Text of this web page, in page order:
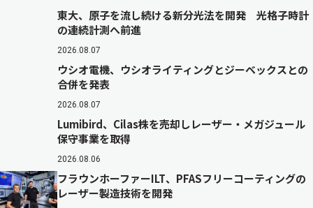
東大、原子を流し続ける新分光法を開発 光格子時計
の連続計測へ前進
2026.08.07
ウシオ電機、ウシオライティングとジーベックスとの
合併を発表
2026.08.07
Lumibird、Cilas株を売却しレーザー・メガジュール
保守事業を取得
2026.08.06
フラウンホーファーILT、PFASフリーコーティングの
レーザー製造技術を開発